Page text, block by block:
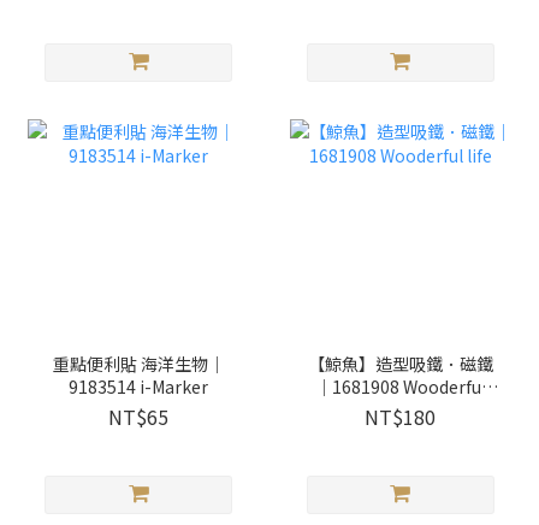
重點便利貼 海洋生物｜
9183514 i-Marker
NT$65
【鯨魚】造型吸鐵．磁鐵
｜1681908 Wooderful
life
NT$180